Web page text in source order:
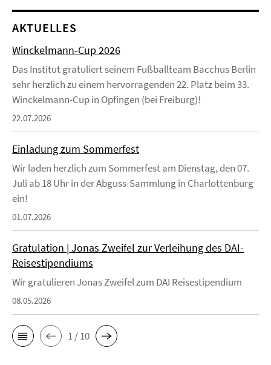
AKTUELLES
Winckelmann-Cup 2026
Das Institut gratuliert seinem Fußballteam Bacchus Berlin
sehr herzlich zu einem hervorragenden 22. Platz beim 33.
Winckelmann-Cup in Opfingen (bei Freiburg)!
22.07.2026
Einladung zum Sommerfest
Wir laden herzlich zum Sommerfest am Dienstag, den 07.
Juli ab 18 Uhr in der Abguss-Sammlung in Charlottenburg
ein!
01.07.2026
Gratulation | Jonas Zweifel zur Verleihung des DAI-
Reisestipendiums
Wir gratulieren Jonas Zweifel zum DAI Reisestipendium
08.05.2026
1 / 10